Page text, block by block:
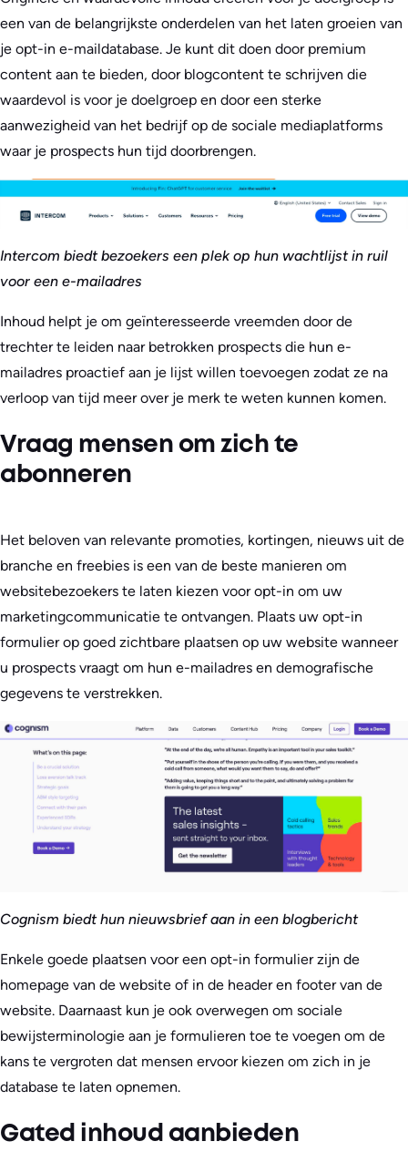
een van de belangrijkste onderdelen van het laten groeien van
je opt-in e-maildatabase. Je kunt dit doen door premium
content aan te bieden, door blogcontent te schrijven die
waardevol is voor je doelgroep en door een sterke
aanwezigheid van het bedrijf op de sociale mediaplatforms
waar je prospects hun tijd doorbrengen.
Intercom biedt bezoekers een plek op hun wachtlijst in ruil
voor een e-mailadres
Inhoud helpt je om geïnteresseerde vreemden door de
trechter te leiden naar betrokken prospects die hun e-
mailadres proactief aan je lijst willen toevoegen zodat ze na
verloop van tijd meer over je merk te weten kunnen komen.
Vraag mensen om zich te
abonneren
Het beloven van relevante promoties, kortingen, nieuws uit de
branche en freebies is een van de beste manieren om
websitebezoekers te laten kiezen voor opt-in om uw
marketingcommunicatie te ontvangen. Plaats uw opt-in
formulier op goed zichtbare plaatsen op uw website wanneer
u prospects vraagt om hun e-mailadres en demografische
gegevens te verstrekken.
Cognism biedt hun nieuwsbrief aan in een blogbericht
Enkele goede plaatsen voor een opt-in formulier zijn de
homepage van de website of in de header en footer van de
website. Daarnaast kun je ook overwegen om sociale
bewijsterminologie aan je formulieren toe te voegen om de
kans te vergroten dat mensen ervoor kiezen om zich in je
database te laten opnemen.
Gated inhoud aanbieden